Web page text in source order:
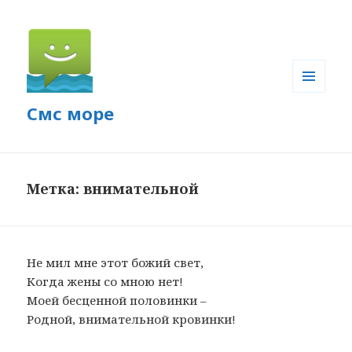
Смс море
Метка: внимательной
Не мил мне этот божий свет,
Когда жены со мною нет!
Моей бесценной половинки –
Родной, внимательной кровинки!